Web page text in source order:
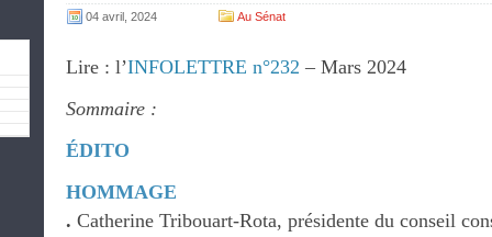
04 avril, 2024 Au Sénat
Lire : l’INFOLETTRE n°232 – Mars 2024
Sommaire :
ÉDITO
HOMMAGE
. Catherine Tribouart-Rota, présidente du conseil